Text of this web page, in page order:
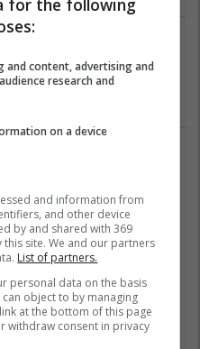
ndryshojë thuajse të
për ndeshjen e
and content, advertising and
research and
on a device
and information from
and other device
by and shared with 369
site. We and our partners
List of partners.
personal data on the basis
object to by managing
at the bottom of this page
withdraw consent in privacy